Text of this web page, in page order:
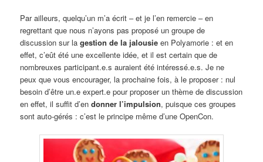
Par ailleurs, quelqu’un m’a écrit – et je l’en remercie – en
regrettant que nous n’ayons pas proposé un groupe de
discussion sur lagestion de la jalousie en Polyamorie : et en
effet, c’eût été une excellente idée, et il est certain que de
nombreuxes participant.e.s auraient été intéressé.e.s. Je ne
peux que vous encourager, la prochaine fois, à le proposer : nul
besoin d’être un.e expert.e pour proposer un thème de discussion
en effet, il suffit d’endonner l’impulsion, puisque ces groupes
sont auto-gérés : c’est le principe même d’une OpenCon.